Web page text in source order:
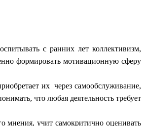
с ранних лет коллективизм,
формировать мотивационную сферу
их через самообслуживание,
что любая деятельность требует
мнения, учит самокритично оценивать